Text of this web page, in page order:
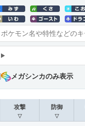
メガシンカのみ表示
攻撃
▽
防御
▽